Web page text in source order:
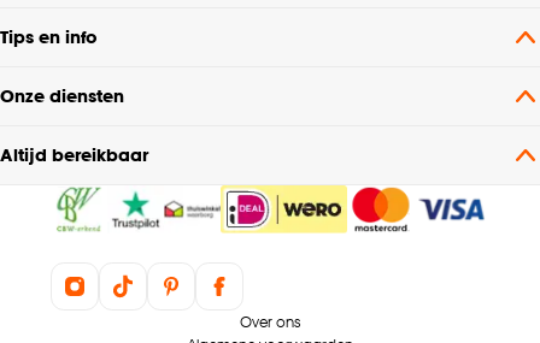
Tips en info
Onze diensten
Altijd bereikbaar
Over ons